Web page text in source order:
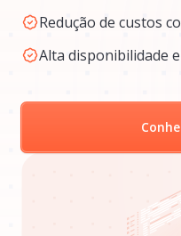
Redução de custos
Alta disponibilidade